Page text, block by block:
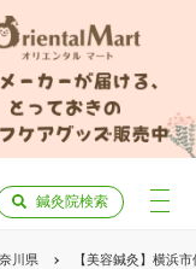
鍼灸院検索
川県 【美容鍼灸】横浜